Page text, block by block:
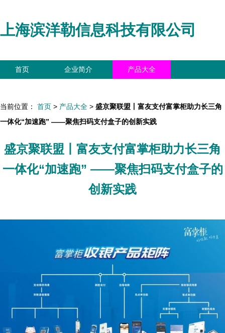
上海滨洋勒信息科技有限公司
首页 企业简介 产品大全
当前位置： 首页 > 产品大全 > 盛京聚联盟丨富友支付富掌柜助力长三角
一体化“加速跑” ——聚焦扫码支付盒子的创新实践
盛京聚联盟丨富友支付富掌柜助力长三角
一体化“加速跑” ——聚焦扫码支付盒子的
创新实践